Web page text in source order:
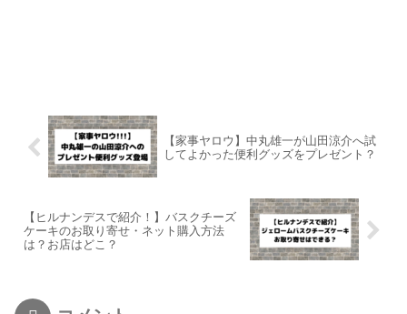
【家事ヤロウ】中丸雄一が山田涼介へ試
してよかった便利グッズをプレゼント？
【ヒルナンデスで紹介！】バスクチーズ
ケーキのお取り寄せ・ネット購入方法
は？お店はどこ？